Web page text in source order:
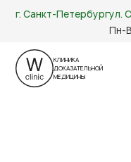
г. Санкт-Петербургул.
Пн-
КЛИНИКА
ДОКАЗАТЕЛЬНОЙ
МЕДИЦИНЫ